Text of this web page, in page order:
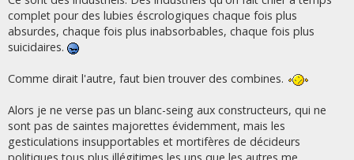
s
a
g
e
complet pour des lubies éscrologiques chaque fois plus
absurdes, chaque fois plus inabsorbables, chaque fois plus
suicidaires.
Comme dirait l'autre, faut bien trouver des combines.
Alors je ne verse pas un blanc-seing aux constructeurs, qui ne
sont pas de saintes majorettes évidemment, mais les
gesticulations insupportables et mortifères de décideurs
politiques tous plus illégitimes les uns que les autres me